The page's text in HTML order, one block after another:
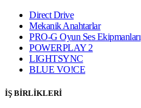
Direct Drive
Mekanik Anahtarlar
PRO-G Oyun Ses Ekipmanları
POWERPLAY 2
LIGHTSYNC
BLUE VO!CE
İŞ BİRLİKLERİ